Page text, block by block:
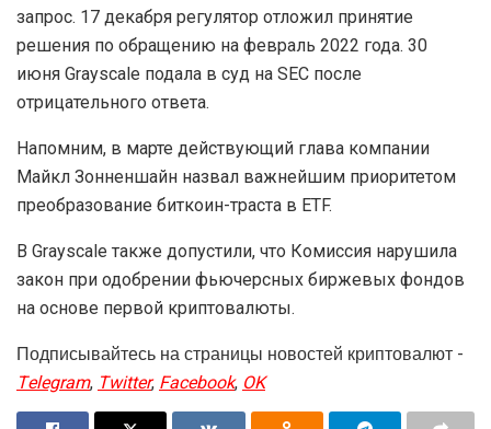
запрос. 17 декабря регулятор отложил принятие
решения по обращению на февраль 2022 года. 30
июня Grayscale подала в суд на SEC после
отрицательного ответа.
Напомним, в марте действующий глава компании
Майкл Зонненшайн назвал важнейшим приоритетом
преобразование биткоин-траста в ETF.
В Grayscale также допустили, что Комиссия нарушила
закон при одобрении фьючерсных биржевых фондов
на основе первой криптовалюты.
Подписывайтесь на страницы новостей криптовалют -
Telegram, Twitter, Facebook, OK